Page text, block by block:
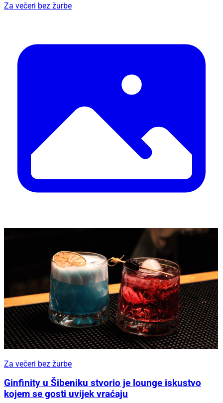
Za večeri bez žurbe
Za večeri bez žurbe
Ginfinity u Šibeniku stvorio je lounge iskustvo
kojem se gosti uvijek vraćaju